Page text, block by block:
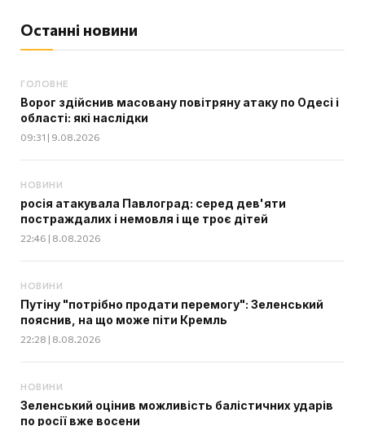
Останні новини
ГОЛОВНЕ
Ворог здійснив масовану повітряну атаку по Одесі і
області: які наслідки
09:31 | 9.08.2026
НОВИНИ
росія атакувала Павлоград: серед дев'яти
постраждалих і немовля і ще троє дітей
22:46 | 8.08.2026
НОВИНИ
Путіну "потрібно продати перемогу": Зеленський
пояснив, на що може піти Кремль
22:28 | 8.08.2026
НОВИНИ
Зеленський оцінив можливість балістичних ударів
по росії вже восени